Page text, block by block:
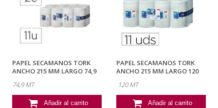
PAPEL SECAMANOS TORK
ANCHO 215 MM LARGO 74,9
74,9 MT
Añadir al carrito
PAPEL SECAMANOS TORK
ANCHO 215 MM LARGO 120
120 MT
Añadir al carrito